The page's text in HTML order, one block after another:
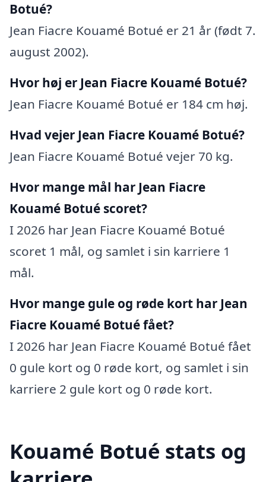
Botué?
Jean Fiacre Kouamé Botué er 21 år (født 7.
august 2002).
Hvor høj er Jean Fiacre Kouamé Botué?
Jean Fiacre Kouamé Botué er 184 cm høj.
Hvad vejer Jean Fiacre Kouamé Botué?
Jean Fiacre Kouamé Botué vejer 70 kg.
Hvor mange mål har Jean Fiacre
Kouamé Botué scoret?
I 2026 har Jean Fiacre Kouamé Botué
scoret 1 mål, og samlet i sin karriere 1
mål.
Hvor mange gule og røde kort har Jean
Fiacre Kouamé Botué fået?
I 2026 har Jean Fiacre Kouamé Botué fået
0 gule kort og 0 røde kort, og samlet i sin
karriere 2 gule kort og 0 røde kort.
Kouamé Botué stats og